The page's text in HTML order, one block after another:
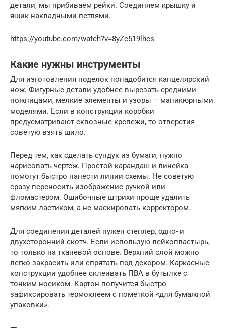
детали, мы прибиваем рейки. Соединяем крышку и
ящик накладными петлями.
https://youtube.com/watch?v=8yZc519lhes
Какие нужны инструменты
Для изготовления поделок понадобится канцелярский
нож. Фигурные детали удобнее вырезать средними
ножницами, мелкие элементы и узоры – маникюрными
моделями. Если в конструкции коробки
предусматривают сквозные крепежи, то отверстия
советую взять шило.
Перед тем, как сделать сундук из бумаги, нужно
нарисовать чертеж. Простой карандаш и линейка
помогут быстро нанести линии схемы. Не советую
сразу переносить изображение ручкой или
фломастером. Ошибочные штрихи проще удалить
мягким ластиком, а не маскировать корректором.
Для соединения деталей нужен степлер, одно- и
двухсторонний скотч. Если использую лейкопластырь,
то только на тканевой основе. Верхний слой можно
легко закрасить или спрятать под декором. Каркасные
конструкции удобнее склеивать ПВА в бутылке с
тонким носиком. Картон получится быстро
зафиксировать термоклеем с пометкой «для бумажной
упаковки».